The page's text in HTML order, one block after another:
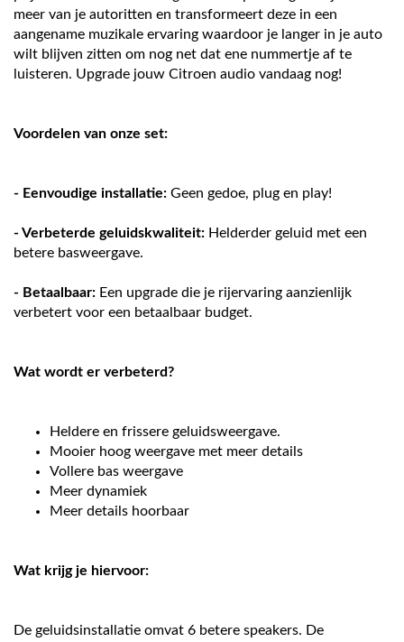
meer van je autoritten en transformeert deze in een
aangename muzikale ervaring waardoor je langer in je auto
wilt blijven zitten om nog net dat ene nummertje af te
luisteren. Upgrade jouw Citroen audio vandaag nog!
Voordelen van onze set:
- Eenvoudige installatie: Geen gedoe, plug en play!
- Verbeterde geluidskwaliteit: Helderder geluid met een
betere basweergave.
- Betaalbaar: Een upgrade die je rijervaring aanzienlijk
verbetert voor een betaalbaar budget.
Wat wordt er verbeterd?
Heldere en frissere geluidsweergave.
Mooier hoog weergave met meer details
Vollere bas weergave
Meer dynamiek
Meer details hoorbaar
Wat krijg je hiervoor:
De geluidsinstallatie omvat 6 betere speakers. De